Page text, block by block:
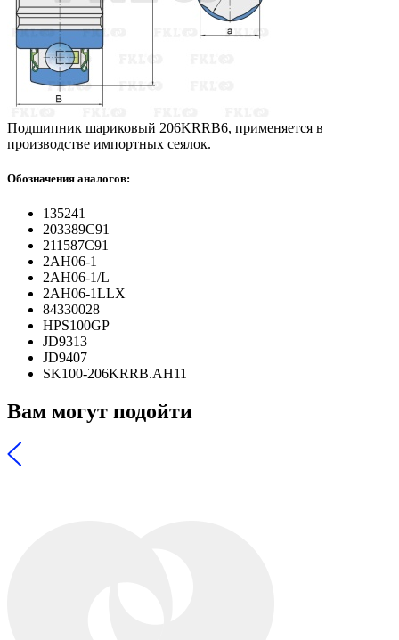
Подшипник шариковый 206KRRB6, применяется в
производстве импортных сеялок.
Обозначения аналогов:
135241
203389C91
211587C91
2AH06-1
2AH06-1/L
2AH06-1LLX
84330028
HPS100GP
JD9313
JD9407
SK100-206KRRB.AH11
Вам могут подойти